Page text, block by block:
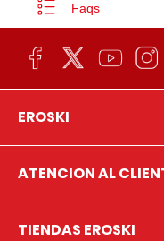
Faqs
EROSKI
ATENCION AL
TIENDAS EROSKI